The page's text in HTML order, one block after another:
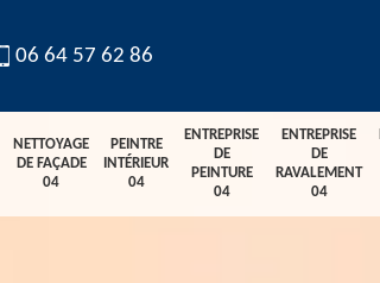
06 64 57 62 86
NETTOYAGE
DE FAÇADE
04
PEINTRE
INTÉRIEUR
04
ENTREPRISE
DE
PEINTURE
04
ENTREPRISE
DE
RAVALEMENT
04